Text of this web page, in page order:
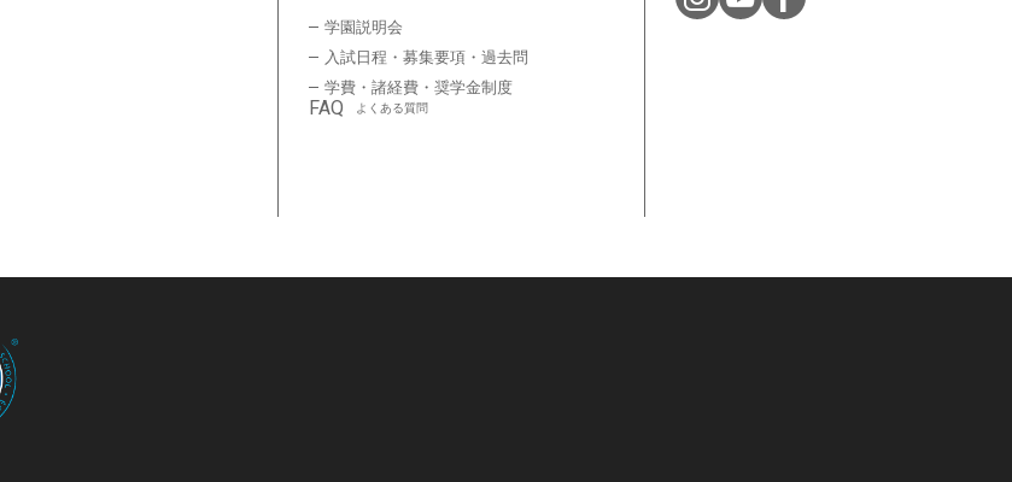
学園説明会
入試日程・募集要項・過去問
学費・諸経費・奨学金制度
FAQ よくある質問